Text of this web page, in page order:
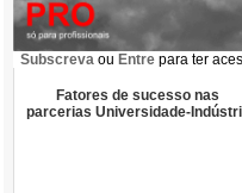
Subscreva ou Entre para ter
Fatores de sucesso nas
parcerias Universidade-